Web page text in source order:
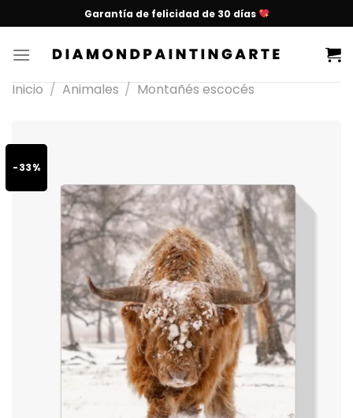
Garantía de felicidad de 30 días
Inicio / Animales / Montañés escocés
-33%